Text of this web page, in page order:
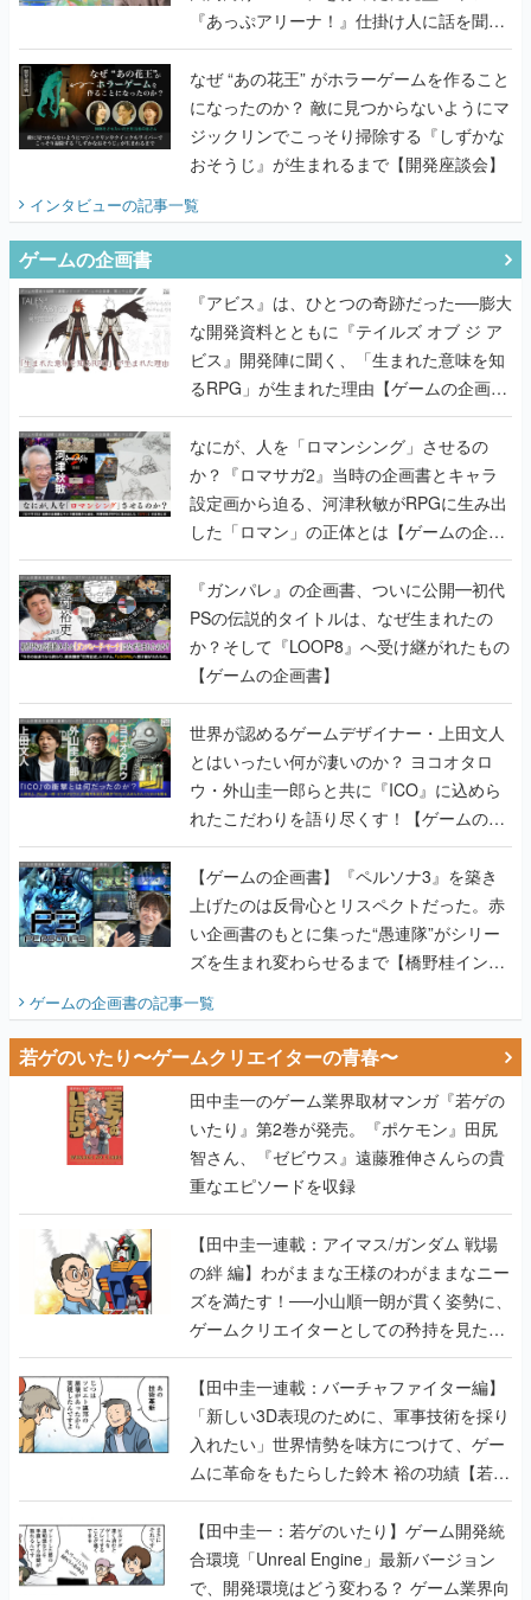
『あっぷアリーナ！』仕掛け人に話を聞い
てみた
なぜ “あの花王” がホラーゲームを作ること
になったのか？ 敵に見つからないようにマ
ジックリンでこっそり掃除する『しずかな
おそうじ』が生まれるまで【開発座談会】
インタビューの記事一覧
ゲームの企画書
『アビス』は、ひとつの奇跡だった──膨大
な開発資料とともに『テイルズ オブ ジ ア
ビス』開発陣に聞く、「生まれた意味を知
るRPG」が生まれた理由【ゲームの企画
書】
なにが、人を「ロマンシング」させるの
か？『ロマサガ2』当時の企画書とキャラ
設定画から迫る、河津秋敏がRPGに生み出
した「ロマン」の正体とは【ゲームの企画
書】
『ガンパレ』の企画書、ついに公開━初代
PSの伝説的タイトルは、なぜ生まれたの
か？そして『LOOP8』へ受け継がれたもの
【ゲームの企画書】
世界が認めるゲームデザイナー・上田文人
とはいったい何が凄いのか？ ヨコオタロ
ウ・外山圭一郎らと共に『ICO』に込めら
れたこだわりを語り尽くす！【ゲームの企
画書】
【ゲームの企画書】『ペルソナ3』を築き
上げたのは反骨心とリスペクトだった。赤
い企画書のもとに集った“愚連隊”がシリー
ズを生まれ変わらせるまで【橋野桂インタ
ゲームの企画書の記事一覧
若ゲのいたり〜ゲームクリエイターの青春〜
田中圭一のゲーム業界取材マンガ『若ゲの
いたり』第2巻が発売。『ポケモン』田尻
智さん、『ゼビウス』遠藤雅伸さんらの貴
重なエピソードを収録
【田中圭一連載：アイマス/ガンダム 戦場
の絆 編】わがままな王様のわがままなニー
ズを満たす！──小山順一朗が貫く姿勢に、
ゲームクリエイターとしての矜持を見た
【若ゲのいたり最終回】
【田中圭一連載：バーチャファイター編】
「新しい3D表現のために、軍事技術を採り
入れたい」世界情勢を味方につけて、ゲー
ムに革命をもたらした鈴木 裕の功績【若ゲ
のいたり】
【田中圭一：若ゲのいたり】ゲーム開発統
合環境「Unreal Engine」最新バージョン
で、開発環境はどう変わる？ ゲーム業界向